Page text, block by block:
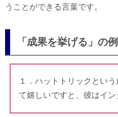
うことができる言葉です。
「成果を挙げる」の
１．ハットトリックとい
て嬉しいですと、彼はイン